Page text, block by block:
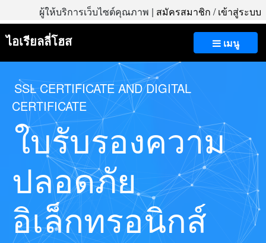
ผู้ให้บริการเว็บไซต์คุณภาพ | สมัครสมาชิก /เข้าสู่ระบบ
เมนู
ไอเรียลลี่โฮส
SSL CERTIFICATE AND DIGITAL
CERTIFICATE
ใบรับรองความ
ปลอดภัย
อิเล็กทรอนิกส์